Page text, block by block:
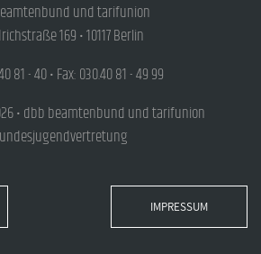
und tarifunion
169 • 10117 Berlin
81 - 40 • Fax: 030.40 81 - 49 99
• dbb beamtenbund und tarifunion
IMPRESSUM